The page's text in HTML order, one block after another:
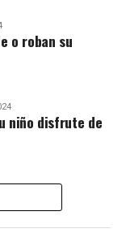
o roban su
niño disfrute de